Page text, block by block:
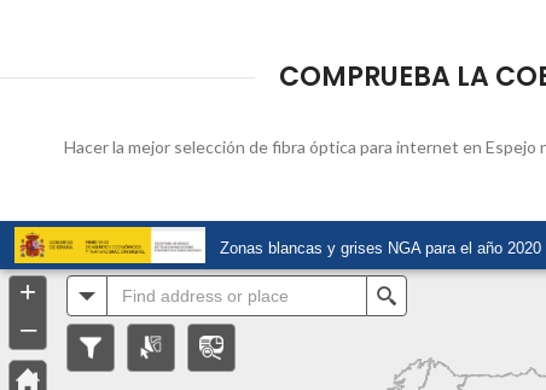
COMPRUEBA LA
Hacer la mejor selección de fibra óptica para internet en